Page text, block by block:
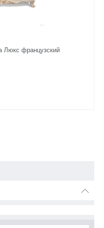
Люкс французский